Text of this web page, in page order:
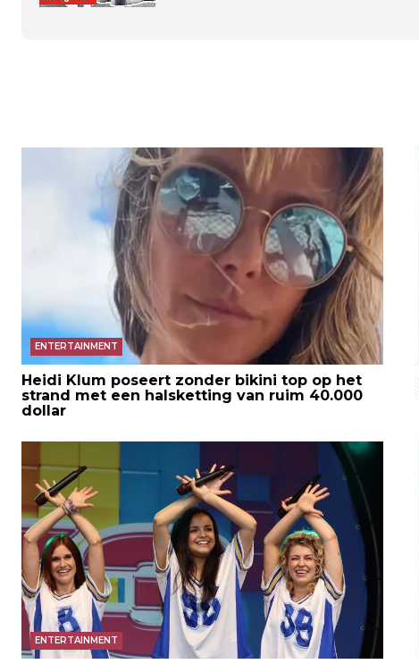
ENTERTAINMENT
Heidi Klum poseert zonder bikini top op het
strand met een halsketting van ruim 40.000
dollar
ENTERTAINMENT